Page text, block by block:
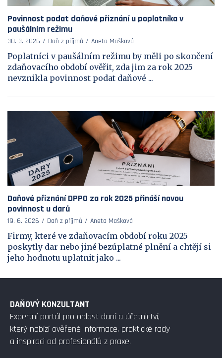
Povinnost podat daňové přiznání u poplatníka v
paušálním režimu
30. 3. 2026 Daň z příjmů Aneta Mašková
Poplatníci v paušálním režimu by měli po skončení
zdaňovacího období ověřit, zda jim za rok 2025
nevznikla povinnost podat daňové ...
Daňové přiznání DPPO za rok 2025 přináší novou
povinnost u darů
19. 6. 2026 Daň z příjmů Aneta Mašková
Firmy, které ve zdaňovacím období roku 2025
poskytly dar nebo jiné bezúplatné plnění a chtějí si
jeho hodnotu uplatnit jako ...
DAŇOVÝ KONZULTANT
Expertní portál pro oblast daní a účetnictví,
který nabízí ověřené informace, praktické rady
a inspiraci od profesionálů z praxe.